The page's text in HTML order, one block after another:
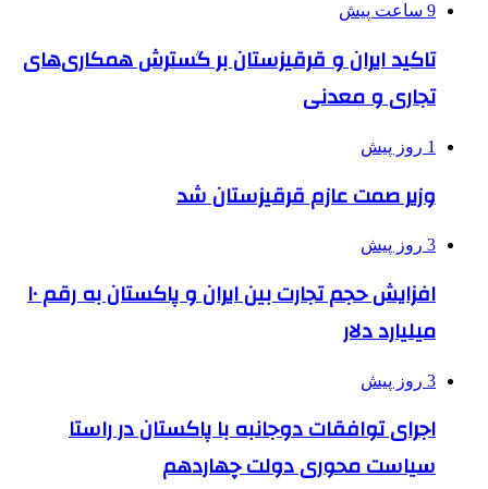
9 ساعت پیش
تاکید ایران و قرقیزستان بر گسترش همکاری‌های
تجاری و معدنی
1 روز پیش
وزیر صمت عازم قرقیزستان شد
3 روز پیش
افزایش حجم تجارت بین ایران و پاکستان به رقم ۱۰
میلیارد دلار
3 روز پیش
اجرای توافقات دوجانبه با پاکستان در راستا
سیاست محوری دولت چهاردهم